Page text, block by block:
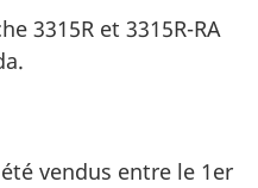
3315R et 3315R-RA
vendus entre le 1er